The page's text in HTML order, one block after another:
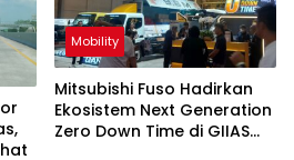
Mobility
Mitsubishi Fuso Hadirkan
Ekosistem Next Generation
Zero Down Time di GIIAS